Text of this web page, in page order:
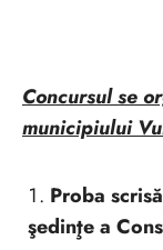
Concursul se
municipiului
Proba
şedinţe a